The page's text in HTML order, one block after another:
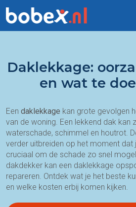
Daklekkage:
en wat te
Een daklekkage kan grote gevolgen
van de woning. Een lekkend dak kan
waterschade, schimmel en houtrot.
verder uitbreiden op het moment dat
cruciaal om de schade zo snel
dakdekker kan een daklekkage
repareren. Ontdek wat je het beste
en welke kosten erbij komen kijken.